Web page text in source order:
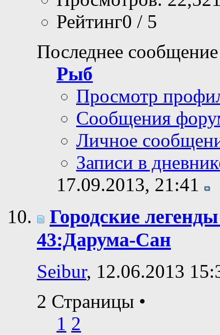
Рейтинг0 / 5
Последнее
Рыб
Просмотр
Сообщения
Личное
Записи в
17.09.2013, 21:41
Городские
43:Дарума-Сан
Seibur, 12.06.2013
2 Страницы •
1 2